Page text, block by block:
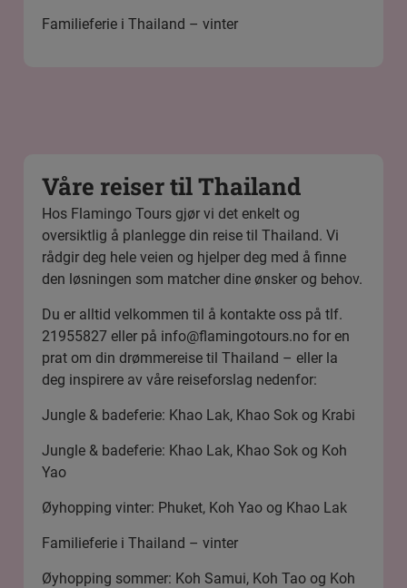
Familieferie i Thailand – vinter
Våre reiser til Thailand
Hos Flamingo Tours gjør vi det enkelt og
oversiktlig å planlegge din reise til Thailand. Vi
rådgir deg hele veien og hjelper deg med å finne
den løsningen som matcher dine ønsker og behov.
Du er alltid velkommen til å kontakte oss på tlf.
21955827 eller på info@flamingotours.no for en
prat om din drømmereise til Thailand – eller la
deg inspirere av våre reiseforslag nedenfor:
Jungle & badeferie: Khao Lak, Khao Sok og Krabi
Jungle & badeferie: Khao Lak, Khao Sok og Koh
Yao
Øyhopping vinter: Phuket, Koh Yao og Khao Lak
Familieferie i Thailand – vinter
Øyhopping sommer: Koh Samui, Koh Tao og Koh